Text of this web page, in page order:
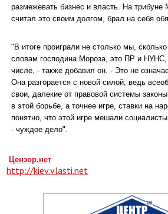
размежевать бизнес и власть. На
считал это своим долгом, брал на себя
"В итоге проиграли не столько мы,
словам господина Мороза, это ПР и
числе, - также добавил он. - Это не
Она разгорается с новой силой, ведь
свои, далекие от правовой системы
в этой борьбе, а точнее игре, ставки на
понятно, что этой игре мешали
- чуждое дело".
Цензор.нет
http://kiev.vlasti.net